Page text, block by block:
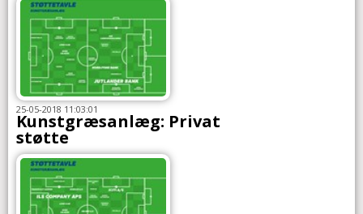
25-05-2018 11:03:01
Kunstgræsanlæg: Privat
støtte